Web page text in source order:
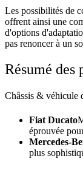
Les possibilités de
offrent ainsi une
d'options
pas renoncer à un
Résumé des
Châssis & véhicule
Fiat Ducato
éprouvée
Mercedes-
plus